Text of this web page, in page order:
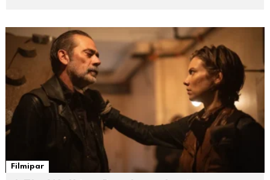
Filmipar